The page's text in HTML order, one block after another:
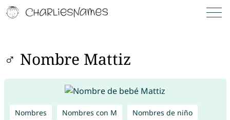
♂ Nombre Mattiz
Nombres Nombres con M Nombres de niño